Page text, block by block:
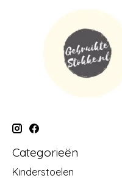
Categorieën
Kinderstoelen